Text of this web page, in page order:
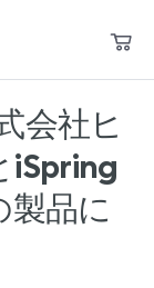
会社ヒ
iSpring
製品に